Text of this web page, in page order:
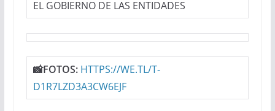
EL GOBIERNO DE LAS ENTIDADES
📸FOTOS: HTTPS://WE.TL/T-
D1R7LZD3A3CW6EJF